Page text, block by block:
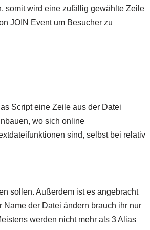
somit wird eine zufällig gewählte Zeile
JOIN Event um Besucher zu
Script eine Zeile aus der Datei
wo sich online
sind, selbst bei relativ
sollen. Außerdem ist es angebracht
der Datei ändern brauch ihr nur
werden nicht mehr als 3 Alias